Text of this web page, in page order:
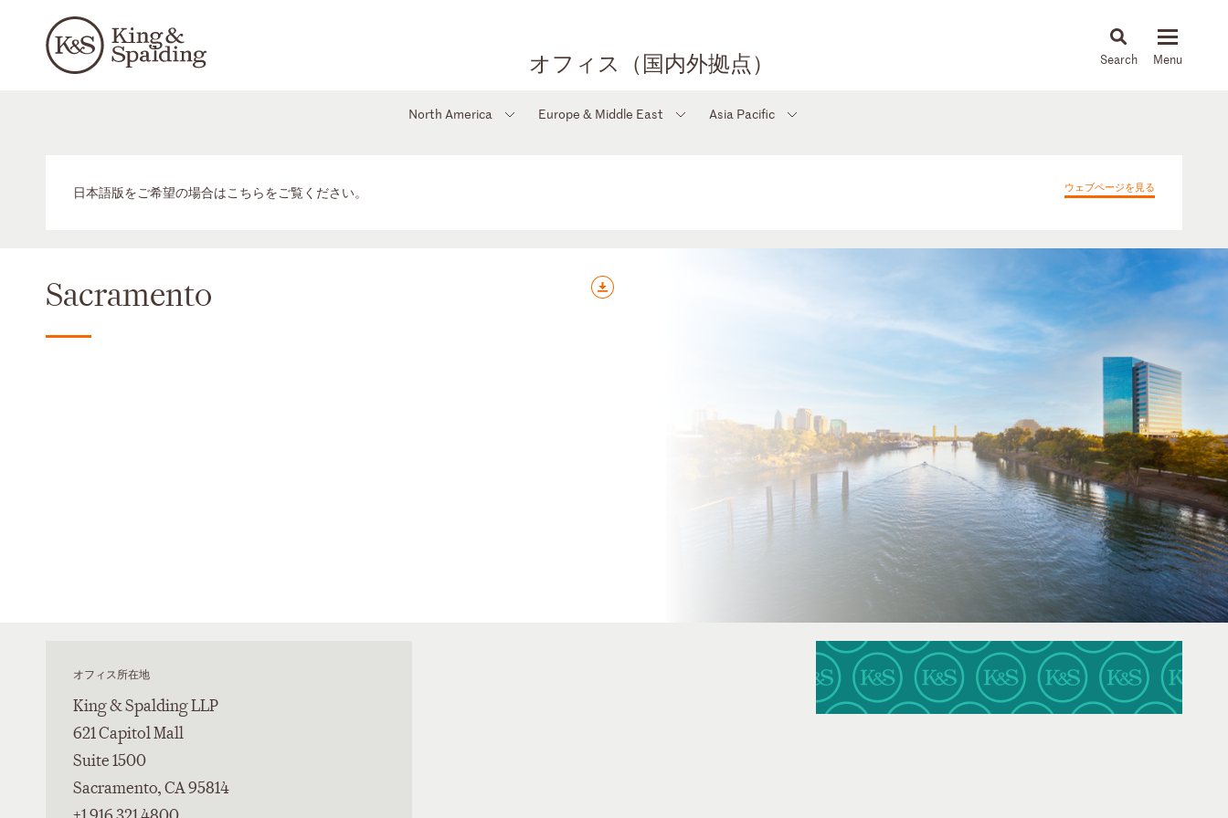
オフィス（国内外拠点） News & Insights
North America Europe & Middle East Asia Pacific
日本語版をご希望の場合はこちらをご覧ください。 ウェブページを見る
Sacramento
オフィス所在地
King & Spalding LLP
621 Capitol Mall
Suite 1500
Sacramento, CA 95814